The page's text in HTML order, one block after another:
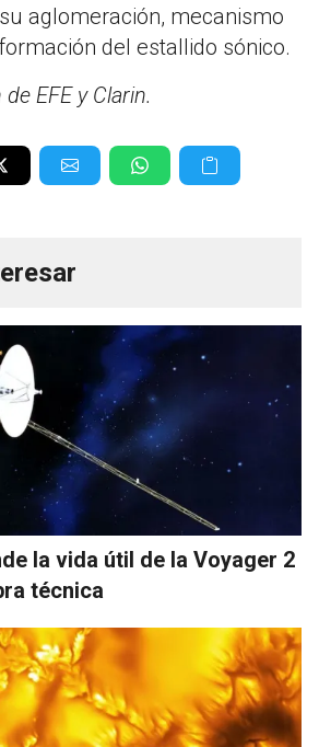
aglomeración, mecanismo
del estallido sónico.
EFE y Clarin.
la vida útil de la Voyager 2
técnica